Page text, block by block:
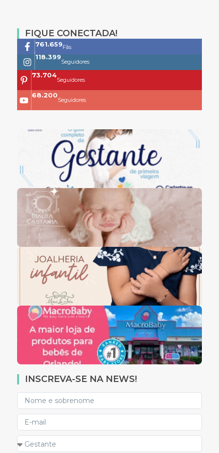
FIQUE CONECTADA!
761.659Fãs
118.399
Seguidores
73.704
Seguidores
68.200
Seguidores
INSCREVA-SE NA NEWS!